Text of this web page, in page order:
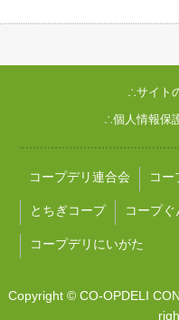
∴サイト
∴個人情報保
コープデリ連合会 コー
とちぎコープ コープぐ
コープデリにいがた
Copyright © CO-OPDELI